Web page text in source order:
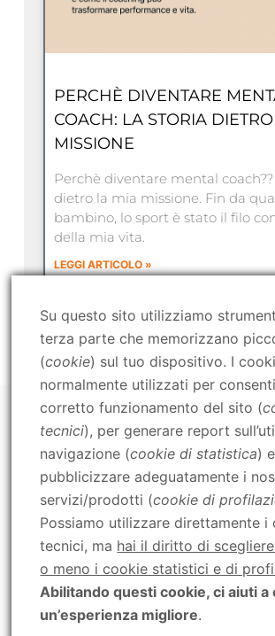
PERCHÈ DIVENTARE
COACH: LA STORIA
MISSIONE
Perchè diventare mental
dietro la mia missione. Fin da
bambino, lo sport è stato il filo
della mia vita.
LEGGI ARTICOLO »
Mental & Life Coach -
Sportivo & Business
Raggiungi gli obiettivi che hai
BLOG CHI SONO
Su questo sito utilizziamo
terza parte che memorizzano
(cookie) sul tuo dispositivo. I
normalmente utilizzati per
corretto funzionamento del sito (
tecnici), per generare report
navigazione (cookie di statistica)
pubblicizzare adeguatamente i
servizi/prodotti (cookie di
Possiamo utilizzare direttamente i
tecnici, ma hai il diritto di
o meno i cookie statistici e di
Abilitando questi cookie, ci aiuti
un’esperienza migliore.